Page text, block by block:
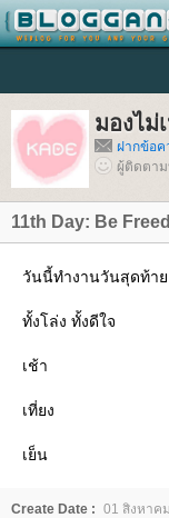
มองไม่
ฝากข้อค
ผู้ติดตาม
11th Day: Be
วันนี้ทำงานวันสุดท้า
ทั้งโล่ง ทั้งดีใจ
เช้า
เที่ยง
เย็น
Create Date : 01 สิงหาค